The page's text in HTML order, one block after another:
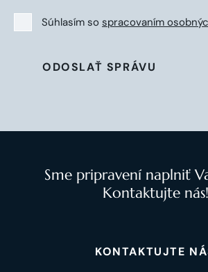
Súhlasím so spracovaním
ODOSLAŤ SPRÁVU
Sme pripravení naplniť
Kontaktujte nás!
KONTAKTUJTE